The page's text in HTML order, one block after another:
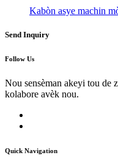
Kabòn asye machin
Send Inquiry
Follow Us
Nou sensèman akeyi tou de
kolabore avèk nou.
Quick Navigation